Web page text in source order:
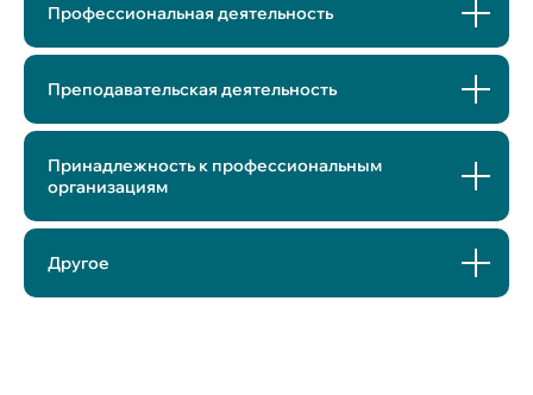
Профессиональная деятельность
Преподавательская деятельность
Принадлежность к профессиональным
организациям
Другое